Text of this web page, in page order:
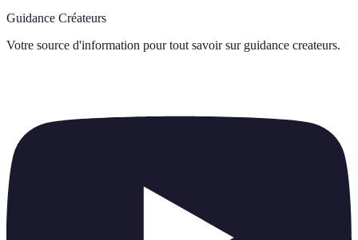
Guidance Créateurs
Votre source d'information pour tout savoir sur guidance createurs.